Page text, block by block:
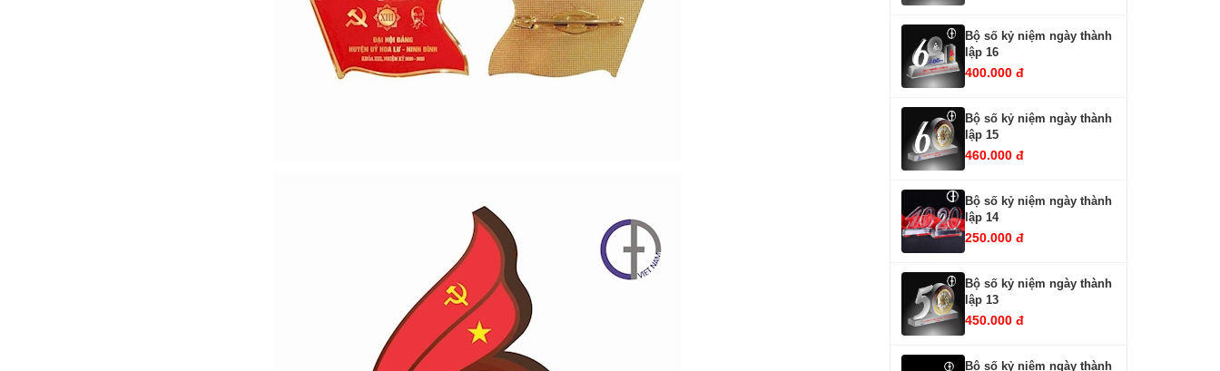
Bộ số kỷ niệm ngày thành
lập 16
400.000 đ
Bộ số kỷ niệm ngày thành
lập 15
460.000 đ
Bộ số kỷ niệm ngày thành
lập 14
250.000 đ
Bộ số kỷ niệm ngày thành
lập 13
450.000 đ
Bộ số kỷ niệm ngày thành